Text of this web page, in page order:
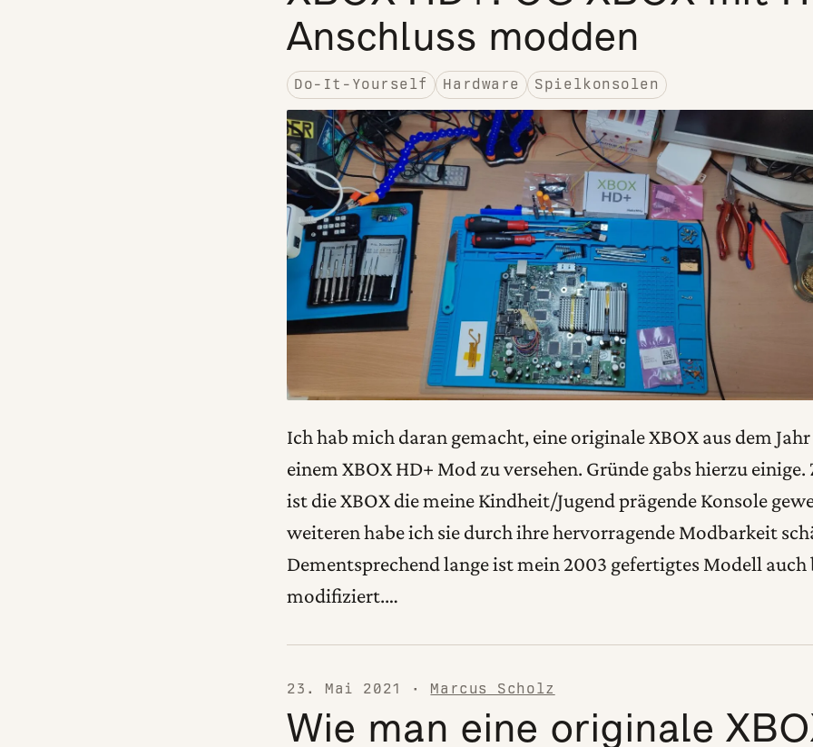
Anschluss modden
Do-It-Yourself Hardware Spielkonsolen
Ich hab mich daran gemacht, eine originale XBOX aus dem
einem XBOX HD+ Mod zu versehen. Gründe gabs hierzu
ist die XBOX die meine Kindheit/Jugend prägende Konsole
weiteren habe ich sie durch ihre hervorragende Modbarkeit
Dementsprechend lange ist mein 2003 gefertigtes Modell auch
modifiziert.…
23. Mai 2021 · Marcus Scholz
Wie man eine originale